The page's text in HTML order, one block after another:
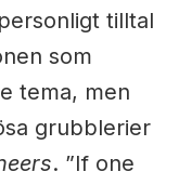
tilltal
som
tema, men
grubblerier
. ”If one